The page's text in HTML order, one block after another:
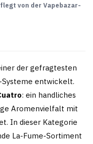
von der Vapebazar-
der gefragtesten
entwickelt.
: ein handliches
Aromenvielfalt mit
In dieser Kategorie
La-Fume-Sortiment